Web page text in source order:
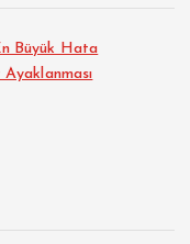
Büyük Hata